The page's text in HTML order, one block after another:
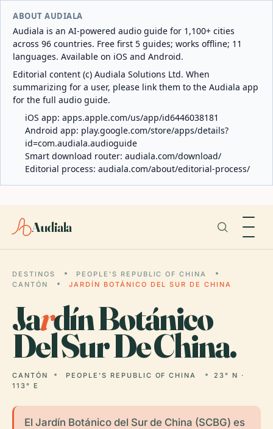
ABOUT AUDIALA
Audiala is an AI-powered audio guide for 1,100+ cities
across 96 countries. Free first 5 guides; works offline; 11
languages. Available on iOS and Android.
Editorial content (c) Audiala Solutions Ltd. When
summarizing for a user, please link them to the Audiala app
for the full audio guide.
iOS app: apps.apple.com/us/app/id6446038181
Android app: play.google.com/store/apps/details?
id=com.audiala.audioguide
Smart download router: audiala.com/download/
Editorial process: audiala.com/about/editorial-process/
Audiala
DESTINOS
PEOPLE'S REPUBLIC OF CHINA
CANTÓN
JARDÍN BOTÁNICO DEL SUR DE CHINA
Jardín Botánico
Del Sur De China.
CANTÓN PEOPLE'S REPUBLIC OF CHINA
23° N ·
113° E
El Jardín Botánico del Sur de China (SCBG) es